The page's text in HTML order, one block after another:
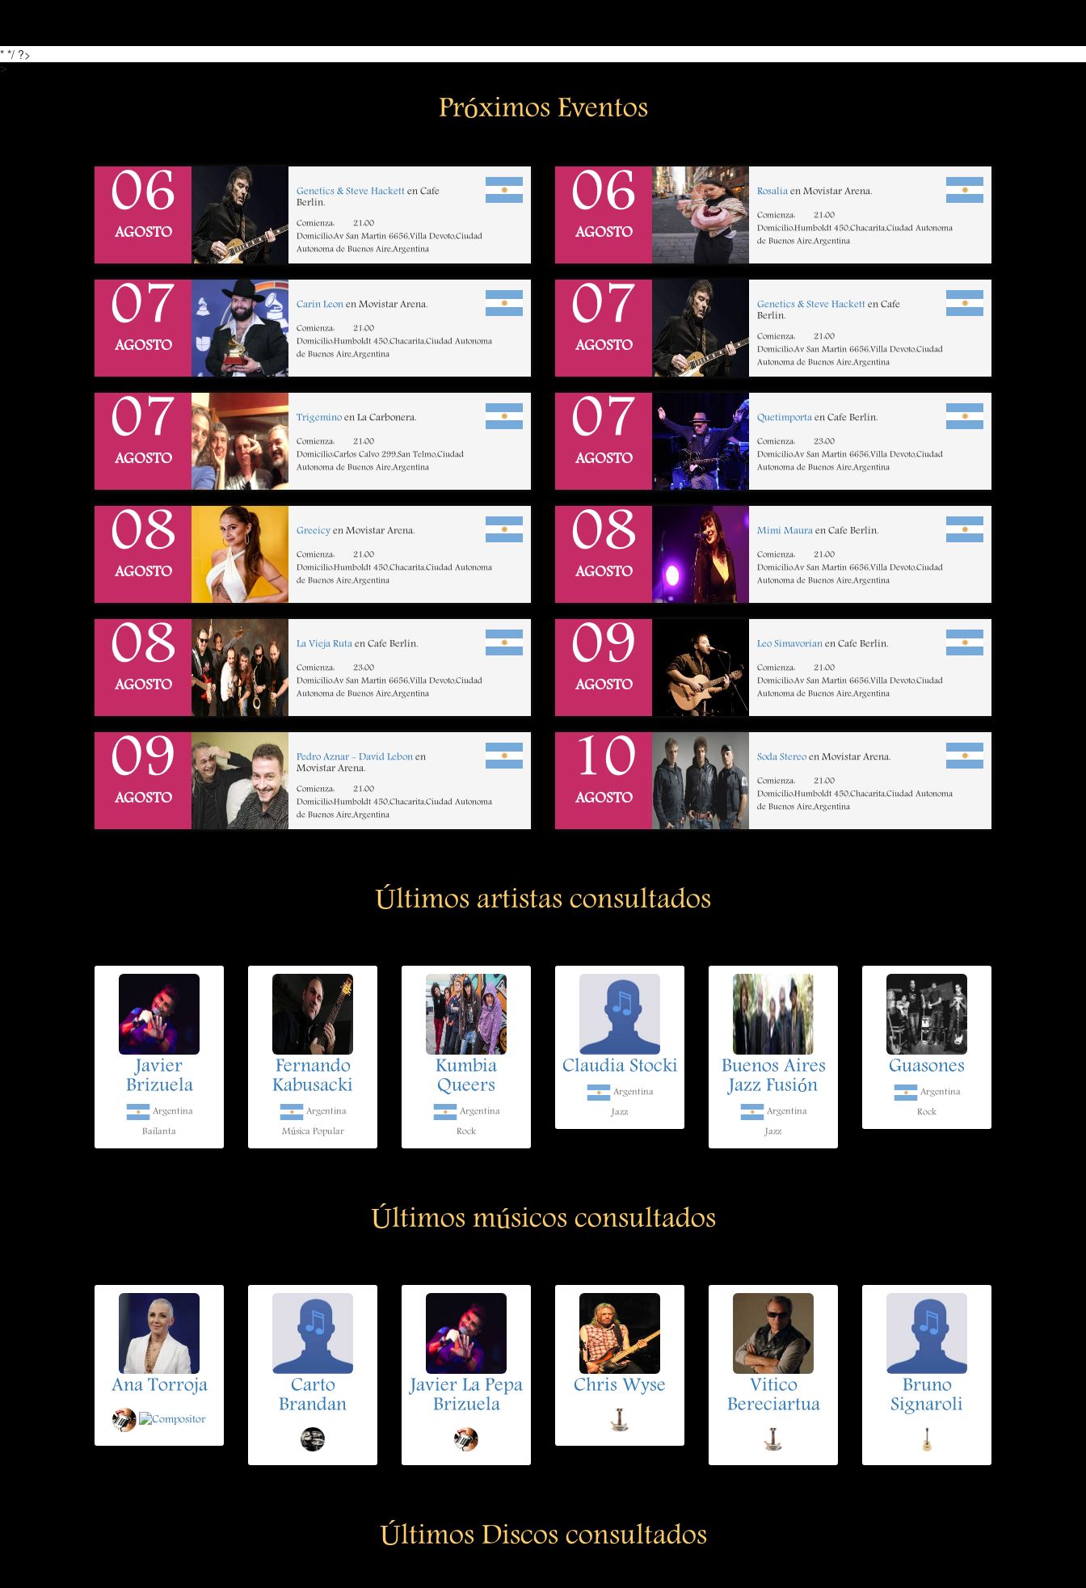
* */ ?>
>
Próximos Eventos
06
AGOSTO
Genetics & Steve Hacketten Cafe
Berlin.
Comienza:
21:00
Domicilio:Av San Martin 6656,Villa Devoto,Ciudad
Autonoma de Buenos Aire,Argentina
06
AGOSTO
Rosaliaen Movistar Arena.
Comienza:
21:00
Domicilio:Humboldt 450,Chacarita,Ciudad Autonoma
de Buenos Aire,Argentina
07
AGOSTO
Carin Leonen Movistar Arena.
Comienza:
21:00
Domicilio:Humboldt 450,Chacarita,Ciudad Autonoma
de Buenos Aire,Argentina
07
AGOSTO
Genetics & Steve Hacketten Cafe
Berlin.
Comienza:
21:00
Domicilio:Av San Martin 6656,Villa Devoto,Ciudad
Autonoma de Buenos Aire,Argentina
07
AGOSTO
Trigeminoen La Carbonera.
Comienza:
21:00
Domicilio:Carlos Calvo 299,San Telmo,Ciudad
Autonoma de Buenos Aire,Argentina
07
AGOSTO
Quetimportaen Cafe Berlin.
Comienza:
23:00
Domicilio:Av San Martin 6656,Villa Devoto,Ciudad
Autonoma de Buenos Aire,Argentina
08
AGOSTO
Greeicyen Movistar Arena.
Comienza:
21:00
Domicilio:Humboldt 450,Chacarita,Ciudad Autonoma
de Buenos Aire,Argentina
08
AGOSTO
Mimi Mauraen Cafe Berlin.
Comienza:
21:00
Domicilio:Av San Martin 6656,Villa Devoto,Ciudad
Autonoma de Buenos Aire,Argentina
08
AGOSTO
La Vieja Rutaen Cafe Berlin.
Comienza:
23:00
Domicilio:Av San Martin 6656,Villa Devoto,Ciudad
Autonoma de Buenos Aire,Argentina
09
AGOSTO
Leo Simavorianen Cafe Berlin.
Comienza:
21:00
Domicilio:Av San Martin 6656,Villa Devoto,Ciudad
Autonoma de Buenos Aire,Argentina
09
AGOSTO
Pedro Aznar - David Lebonen
Movistar Arena.
Comienza:
21:00
Domicilio:Humboldt 450,Chacarita,Ciudad Autonoma
de Buenos Aire,Argentina
10
AGOSTO
Soda Stereoen Movistar Arena.
Comienza:
21:00
Domicilio:Humboldt 450,Chacarita,Ciudad Autonoma
de Buenos Aire,Argentina
Últimos artistas consultados
Javier
Brizuela
Argentina
Bailanta
Fernando
Kabusacki
Argentina
Música Popular
Kumbia
Queers
Argentina
Rock
Claudia Stocki
Argentina
Jazz
Buenos Aires
Jazz Fusión
Argentina
Jazz
Guasones
Argentina
Rock
Últimos músicos consultados
Ana Torroja
Carto
Brandan
Javier La Pepa
Brizuela
Chris Wyse
Vitico
Bereciartua
Bruno
Signaroli
Últimos Discos consultados